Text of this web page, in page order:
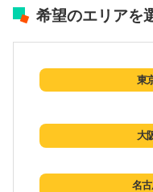
希望のエリアを
東
大
名